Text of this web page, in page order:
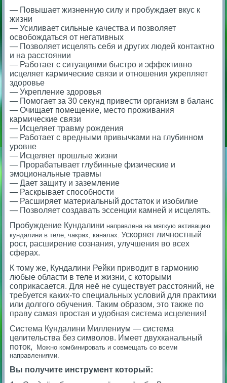
— Повышает жизненную силу и пробуждает вкус к
жизни
— Усиливает сильные качества и позволяет
освобождаться от негативных
— Позволяет исцелять себя и других людей контактно
и на расстоянии
— Работает с ситуациями быстро и эффективно
исцеляет кармические связи и отношения укрепляет
здоровье
— Укрепление здоровья
— Помогает за 30 секунд привести организм в баланс
— Очищает помещение, место проживания
кармические связи
— Исцеляет травму рождения
— Работает с вредными привычками на глубинном
уровне
— Исцеляет прошлые жизни
— Прорабатывает глубинные физические и
эмоциональные травмы
— Дает защиту и заземление
— Раскрывает способности
— Расширяет материальный достаток и изобилие
— Позволяет создавать эссенции камней и исцелять.
Пробуждение Кундалини направлена на мягкую активацию
кундалини в теле, чакрах, каналах. Ускоряет личностный
рост, расширение сознания, улучшения во всех
сферах.
К тому же, Кундалини Рейки приводит в гармонию
любые области в теле и жизни, с которыми
соприкасается. Для неё не существует расстояний, не
требуется каких-то специальных условий для практики
или долгого обучения. Таким образом, это также по
праву самая простая и удобная система исцеления!
Система Кундалини Миллениум — система
целительства без символов. Имеет двухканальный
поток,
Можно комбинировать и совмещать со всеми
направлениями.
Вы получите инструмент который: